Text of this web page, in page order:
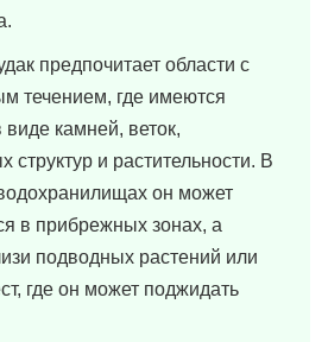
предпочитает области с
течением, где имеются
виде камней, веток,
структур и растительности. В
он может
в прибрежных зонах, а
подводных растений или
где он может поджидать